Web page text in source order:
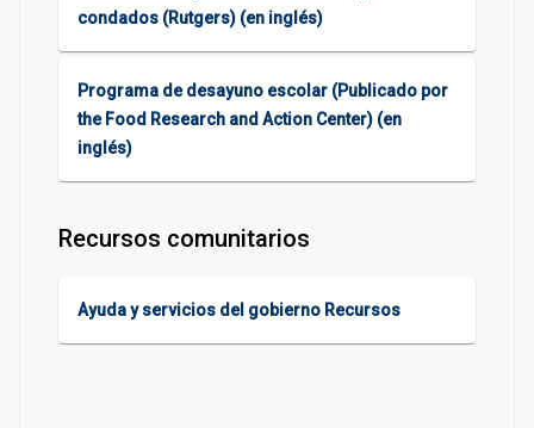
condados (Rutgers) (en inglés)
Programa de desayuno escolar (Publicado por
the Food Research and Action Center) (en
inglés)
Recursos comunitarios
Ayuda y servicios del gobierno Recursos